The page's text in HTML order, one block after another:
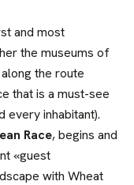
and most
the museums of
the route
that is a must-see
every inhabitant).
Race, begins and
«guest
with Wheat